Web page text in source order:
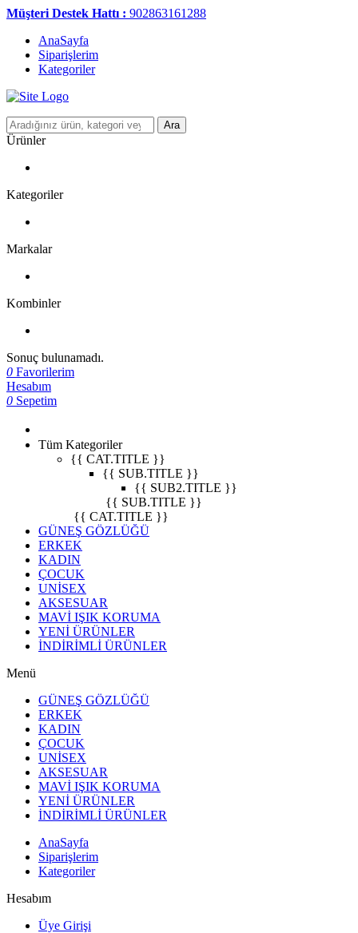
Müşteri Destek Hattı : 902863161288
AnaSayfa
Siparişlerim
Kategoriler
Ara
Ürünler
Kategoriler
Markalar
Kombinler
Sonuç bulunamadı.
0 Favorilerim
Hesabım
0 Sepetim
Tüm Kategoriler
{{ CAT.TITLE }}
{{ SUB.TITLE }}
{{ SUB2.TITLE }}
{{ SUB.TITLE }}
{{ CAT.TITLE }}
GÜNEŞ GÖZLÜĞÜ
ERKEK
KADIN
ÇOCUK
UNİSEX
AKSESUAR
MAVİ IŞIK KORUMA
YENİ ÜRÜNLER
İNDİRİMLİ ÜRÜNLER
Menü
GÜNEŞ GÖZLÜĞÜ
ERKEK
KADIN
ÇOCUK
UNİSEX
AKSESUAR
MAVİ IŞIK KORUMA
YENİ ÜRÜNLER
İNDİRİMLİ ÜRÜNLER
AnaSayfa
Siparişlerim
Kategoriler
Hesabım
Üye Girişi